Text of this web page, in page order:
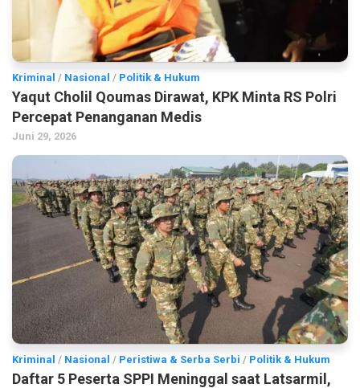
Kriminal / Nasional / Politik & Hukum
Yaqut Cholil Qoumas Dirawat, KPK Minta RS Polri
Percepat Penanganan Medis
Juni 29, 2026
Kriminal / Nasional / Peristiwa & Serba Serbi / Politik & Hukum
Daftar 5 Peserta SPPI Meninggal saat Latsarmil,